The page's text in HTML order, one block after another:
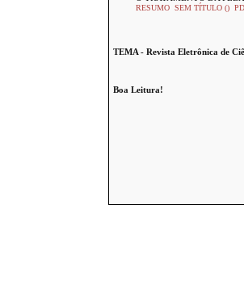
RESUMO SEM TÍTULO ()
TEMA - Revista Eletrônica de
Boa Leitura!